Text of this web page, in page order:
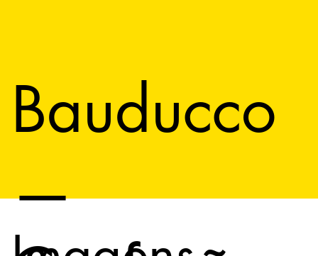
Bauducco
—